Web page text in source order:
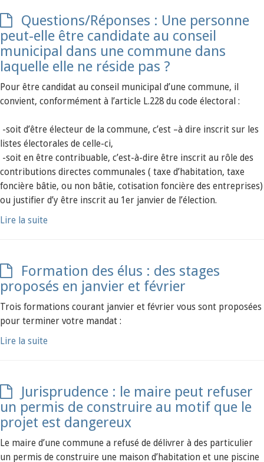
Questions/Réponses : Une personne
peut-elle être candidate au conseil
municipal dans une commune dans
laquelle elle ne réside pas ?
Pour être candidat au conseil municipal d’une commune, il
convient, conformément à l’article L.228 du code électoral :
-soit d’être électeur de la commune, c’est –à dire inscrit sur les
listes électorales de celle-ci,
-soit en être contribuable, c’est-à-dire être inscrit au rôle des
contributions directes communales ( taxe d’habitation, taxe
foncière bâtie, ou non bâtie, cotisation foncière des entreprises)
ou justifier d’y être inscrit au 1er janvier de l’élection.
Lire la suite
Formation des élus : des stages
proposés en janvier et février
Trois formations courant janvier et février vous sont proposées
pour terminer votre mandat :
Lire la suite
Jurisprudence : le maire peut refuser
un permis de construire au motif que le
projet est dangereux
Le maire d’une commune a refusé de délivrer à des particulier
un permis de construire une maison d’habitation et une piscine